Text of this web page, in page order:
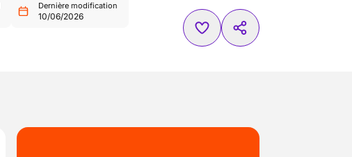
Dernière modification
10/06/2026